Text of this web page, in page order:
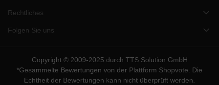
Rechtliches
Folgen Sie uns
Copyright © 2009-2025 durch TTS Solution GmbH
*Gesammelte Bewertungen von der Plattform Shopvote . Die
Echtheit der Bewertungen kann nicht überprüft werden.